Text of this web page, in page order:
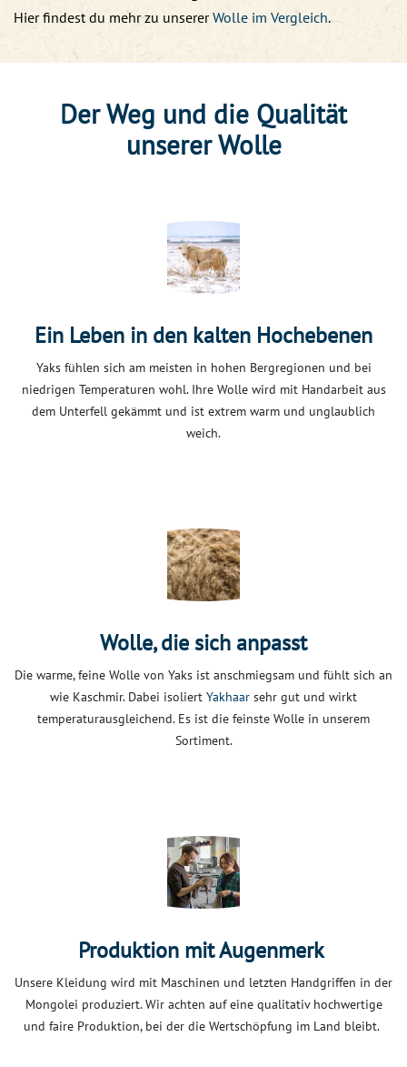
Hier findest du mehr zu unserer Wolle im Vergleich.
Der Weg und die Qualität
unserer Wolle
Ein Leben in den kalten Hochebenen
Yaks fühlen sich am meisten in hohen Bergregionen und bei
niedrigen Temperaturen wohl. Ihre Wolle wird mit Handarbeit aus
dem Unterfell gekämmt und ist extrem warm und unglaublich
weich.
Wolle, die sich anpasst
Die warme, feine Wolle von Yaks ist anschmiegsam und fühlt sich an
wie Kaschmir. Dabei isoliert Yakhaar sehr gut und wirkt
temperaturausgleichend. Es ist die feinste Wolle in unserem
Sortiment.
Produktion mit Augenmerk
Unsere Kleidung wird mit Maschinen und letzten Handgriffen in der
Mongolei produziert. Wir achten auf eine qualitativ hochwertige
und faire Produktion, bei der die Wertschöpfung im Land bleibt.